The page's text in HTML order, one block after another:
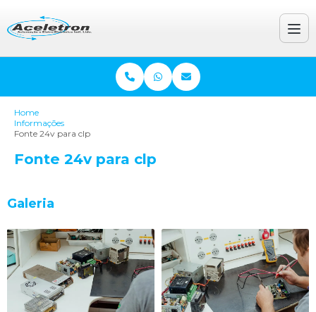
Home
Informações
Fonte 24v para clp
Fonte 24v para clp
Galeria